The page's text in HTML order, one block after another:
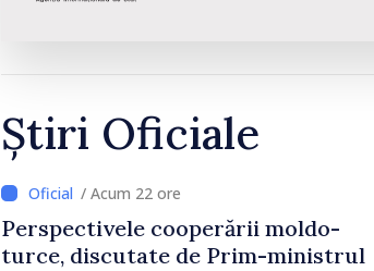
Știri Oficiale
/ Acum 22 ore
Perspectivele cooperării moldo-
turce, discutate de Prim-ministrul